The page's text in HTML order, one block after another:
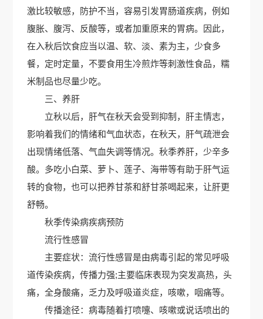
激比较敏感，防护不当，容易引发胃肠道疾病，例如
腹胀、腹泻、反酸等，或者加重原来的胃病。因此，
在入秋后饮食应当以温、软、淡、素为主，少食多
餐，定时定量，不要食用生冷煎炸等刺激性食品，糯
米制品也尽量少吃。
三、养肝
立秋以后，肝气在秋天会受到抑制，肝主情志，
影响着我们的情绪和气血状态，在秋天，肝气疏泄会
出现情绪低落、气血失调等情况。秋季养肝，少辛多
酸。多吃小白菜、萝卜、莲子、海带等有助于肝气运
转的食物，也可以把养甘茶和舒甘茶喝起来，让肝更
舒畅。
秋季传染病疾病预防
流行性感冒
主要症状：流行性感冒是由病毒引起的常见呼吸
道传染疾病，传播力强;主要临床表现为突发高热，头
痛，全身酸痛，乏力及呼吸道炎症，咳嗽，咽痛等。
传播途径：病毒随着打喷嚏、咳嗽或说话喷出的